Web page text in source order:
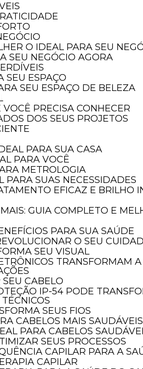
O IDEAL PARA SEU
SEU NEGÓCIO AGORA
SEU ESPAÇO
SEU ESPAÇO DE BELEZA
VOCÊ PRECISA CONHECER
DOS SEUS PROJETOS
PARA SUA CASA
PARA VOCÊ
METROLOGIA
PARA SUAS NECESSIDADES
EFICAZ E BRILHO
GUIA COMPLETO E
PARA SUA SAÚDE
O SEU
SEU VISUAL
CABELO
SEUS FIOS
CABELOS MAIS SAUDÁVEIS
PARA CABELOS
SEUS PROCESSOS
CAPILAR PARA A
CAPILAR